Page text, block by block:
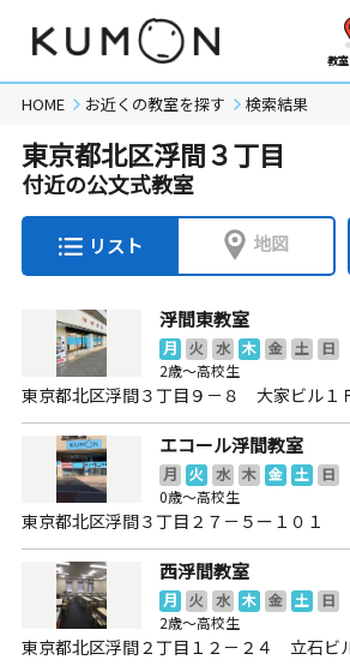
教
HOME お近くの教室を探す 検索結果
東京都北区浮間３丁目
付近の公文式教室
リスト 地図
浮間東教室
月 火 水 木 金 土
日
2歳～高校生
東京都北区浮間３丁目９－８ 大家ビル１
エコール浮間教室
月 火 水 木 金 土
日
0歳～高校生
東京都北区浮間３丁目２７－５ー１０１
西浮間教室
月 火 水 木 金 土
日
2歳～高校生
東京都北区浮間２丁目１２－２４ 立石ビ